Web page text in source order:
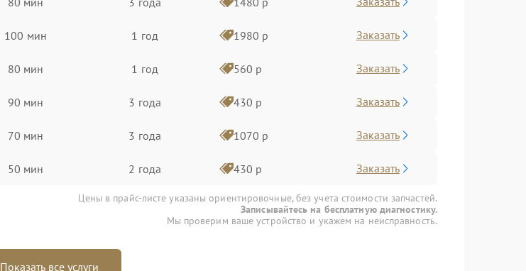
100 мин 1 год 1980 р Заказать
80 мин 1 год 560 р Заказать
90 мин 3 года 430 р Заказать
70 мин 3 года 1070 р Заказать
50 мин 2 года 430 р Заказать
Цены в прайс-листе указаны ориентировочные, без учета стоимости запчастей.
Записывайтесь на бесплатную диагностику.
Мы проверим ваше устройство и укажем на неисправность.
Показать все услуги